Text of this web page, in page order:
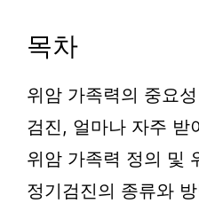
목차
위암 가족력의 중요성
검진, 얼마나 자주 받
위암 가족력 정의 및
정기검진의 종류와 방